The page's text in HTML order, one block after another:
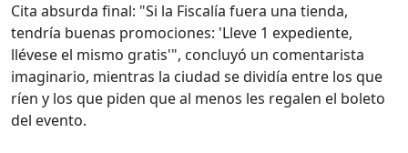
Cita absurda final: "Si la Fiscalía fuera una tienda,
tendría buenas promociones: 'Lleve 1 expediente,
llévese el mismo gratis'", concluyó un comentarista
imaginario, mientras la ciudad se dividía entre los que
ríen y los que piden que al menos les regalen el boleto
del evento.